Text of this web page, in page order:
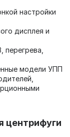
настройки
дисплея и
модели УПП
центрифуги